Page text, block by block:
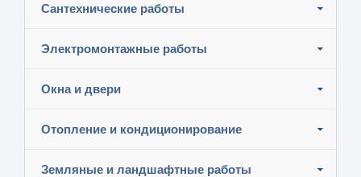
Сантехнические работы
Электромонтажные работы
Окна и двери
Отопление и кондиционирование
Земляные и ландшафтные работы